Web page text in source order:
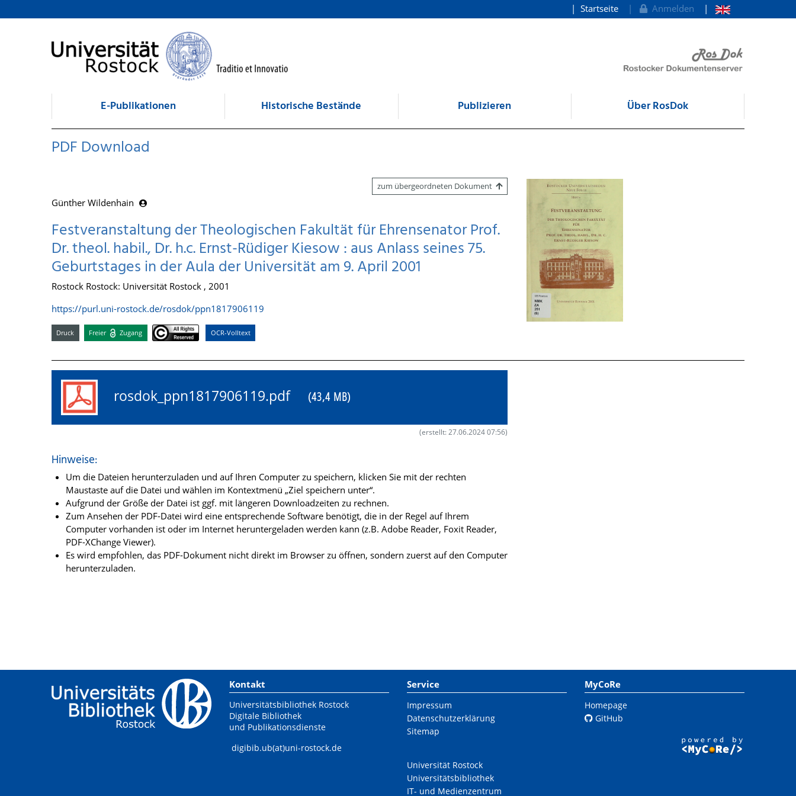
zum Inhalt
Startseite Anmelden
E-Publikationen Historische Bestände Publizieren Über RosDok
PDF Download
zum übergeordneten Dokument
Günther Wildenhain
Festveranstaltung der Theologischen Fakultät für Ehrensenator Prof.
Dr. theol. habil., Dr. h.c. Ernst-Rüdiger Kiesow : aus Anlass seines 75.
Geburtstages in der Aula der Universität am 9. April 2001
Rostock Rostock: Universität Rostock , 2001
https://purl.uni-rostock.de/rosdok/ppn1817906119
Druck Freier Zugang OCR-Volltext
rosdok_ppn1817906119.pdf (43,4 MB)
(erstellt: 27.06.2024 07:56)
Hinweise:
Um die Dateien herunterzuladen und auf Ihren Computer zu speichern, klicken Sie mit der rechten
Maustaste auf die Datei und wählen im Kontextmenü „Ziel speichern unter“.
Aufgrund der Größe der Datei ist ggf. mit längeren Downloadzeiten zu rechnen.
Zum Ansehen der PDF-Datei wird eine entsprechende Software benötigt, die in der Regel auf Ihrem
Computer vorhanden ist oder im Internet heruntergeladen werden kann (z.B. Adobe Reader, Foxit Reader,
PDF-XChange Viewer).
Es wird empfohlen, das PDF-Dokument nicht direkt im Browser zu öffnen, sondern zuerst auf den Computer
herunterzuladen.
Kontakt
Universitätsbibliothek Rostock
Digitale Bibliothek
und Publikationsdienste
digibib.ub(at)uni-rostock.de
Service
Impressum
Datenschutzerklärung
Sitemap
Universität Rostock
Universitätsbibliothek
IT- und Medienzentrum
MyCoRe
Homepage
GitHub